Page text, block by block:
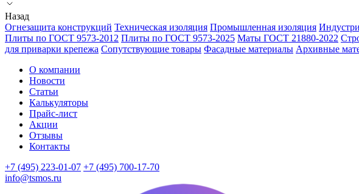
Назад
Огнезащита конструкций Техническая изоляция Промышленная изоляция
Плиты по ГОСТ 9573-2012 Плиты по ГОСТ 9573-2025 Маты ГОСТ 21880-2022
для приварки крепежа Сопутствующие товары Фасадные материалы Архивные
О компании
Новости
Статьи
Калькуляторы
Прайс-лист
Акции
Отзывы
Контакты
+7 (495) 223-01-07 +7 (495) 700-17-70
info@tsmos.ru